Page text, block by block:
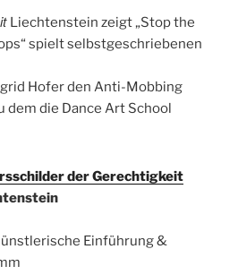
Liechtenstein zeigt „Stop the
spielt selbstgeschriebenen
Hofer den Anti-Mobbing
dem die Dance Art School
der Gerechtigkeit
Einführung &